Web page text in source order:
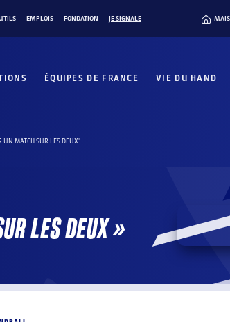
EMPLOIS FONDATION JE SIGNALE
ÉQUIPES DE FRANCE VIE DU HAND
UN MATCH SUR LES DEUX"
LES DEUX »